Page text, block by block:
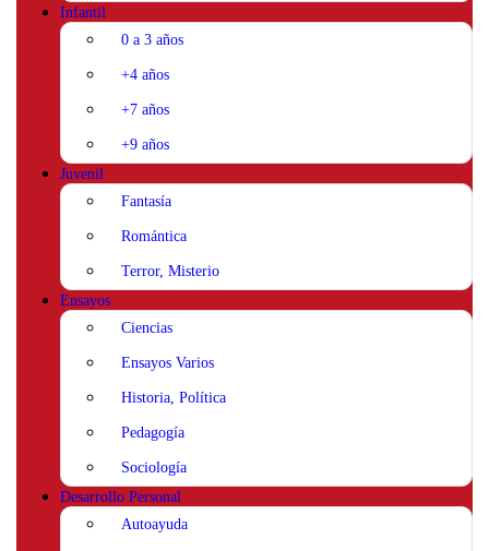
Infantil
0 a 3 años
+4 años
+7 años
+9 años
Juvenil
Fantasía
Romántica
Terror, Misterio
Ensayos
Ciencias
Ensayos Varios
Historia, Política
Pedagogía
Sociología
Desarrollo Personal
Autoayuda